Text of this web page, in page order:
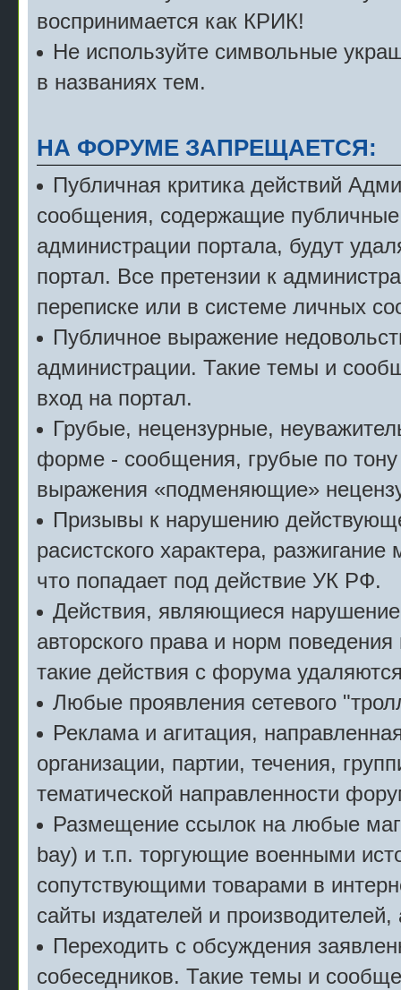
воспринимается как КРИК!
Не используйте символьные
в названиях тем.
НА ФОРУМЕ ЗАПРЕЩАЕТСЯ:
Публичная критика действий
сообщения, содержащие
администрации портала, будут
портал. Все претензии к
переписке или в системе личных
Публичное выражение
администрации. Такие темы и
вход на портал.
Грубые, нецензурные,
форме - сообщения, грубые по
выражения «подменяющие»
Призывы к нарушению
расистского характера,
что попадает под действие УК РФ.
Действия, являющиеся
авторского права и норм
такие действия с форума
Любые проявления сетевого
Реклама и агитация,
организации, партии, течения,
тематической направленности
Размещение ссылок на любые
bay) и т.п. торгующие военными
сопутствующими товарами в
сайты издателей и
Переходить с обсуждения
собеседников. Такие темы и